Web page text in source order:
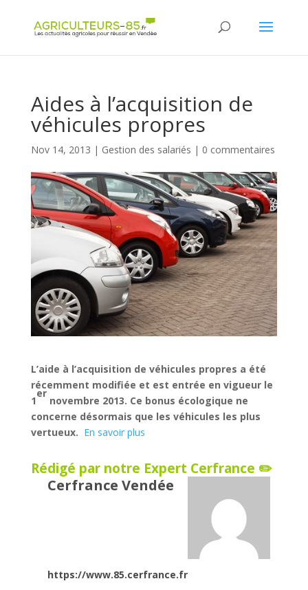
Aides à l’acquisition de
véhicules propres
Nov 14, 2013 | Gestion des salariés | 0 commentaires
L’aide à l’acquisition de véhicules propres a été
récemment modifiée et est entrée en vigueur le
1
er
novembre 2013. Ce bonus écologique ne
concerne désormais que les véhicules les plus
vertueux. En savoir plus
Rédigé par notre Expert Cerfrance ✏️
Cerfrance Vendée
https://www.85.cerfrance.fr